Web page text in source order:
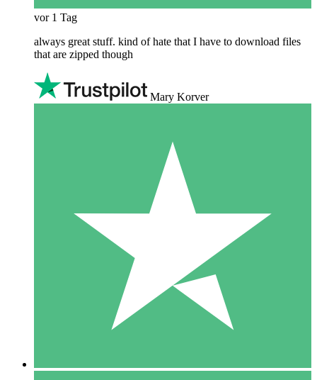
vor 1 Tag
always great stuff. kind of hate that I have to download files
that are zipped though
Mary Korver